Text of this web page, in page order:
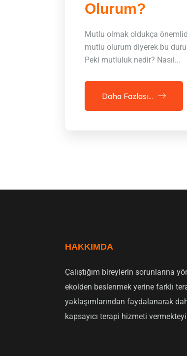
Olurum?
Mutlu olmak oldukça
mutlu olurum diyerek bu
Peki mutluluk nedir? Nasıl...
Daha Fazlası...
HAKKIMDA
Çalıştığım bireylerin sorunlarına
ekolden beslenmek yerine farklı
yaklaşımlarından faydalanarak
kapsayıcı terapi hizmeti